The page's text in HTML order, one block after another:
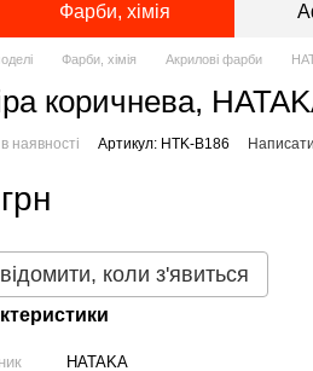
Фарби, хімія
Фарби, хімія Акрилові фарби
коричнева,
наявності Артикул: HTK-B186 Написати
коли з'явиться
HATAKA